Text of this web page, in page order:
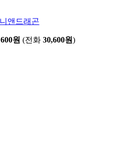
앤드래곤
600원 (전화 30,600원)